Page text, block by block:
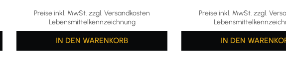
Preise inkl. MwSt. zzgl. Versandkosten
Lebensmittelkennzeichnung
IN DEN WARENKORB
Preise inkl. MwSt. zzgl.
IN DEN